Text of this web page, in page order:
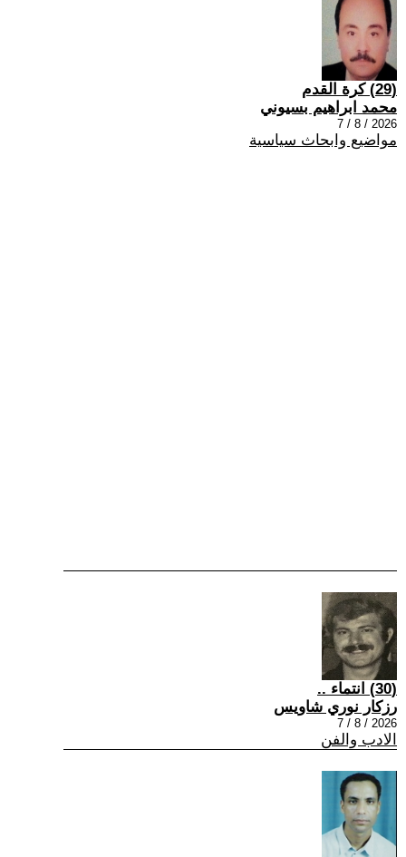
(29) كرة القدم
محمد ابراهيم بسيوني
2026 / 8 / 7
مواضيع وابحاث سياسية
(30) انتماء ..
رزكار نوري شاويس
2026 / 8 / 7
الادب والفن